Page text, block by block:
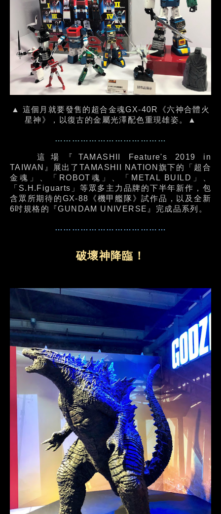
▲ 這個月就要發售的超合金魂GX-40R《六神合體火
星神》，以復古的金屬光澤配色重現雄姿。▲
…………………………………
這場『TAMASHII Feature's 2019 in
TAIWAN』展出了TAMASHII NATION旗下的「超合
金魂」、「ROBOT魂」、「METAL BUILD」、
「S.H.Figuarts」等眾多主力品牌的下半年新作，包
含眾所期待的GX-88《機甲艦隊》試作品，以及全新
6吋規格的『GUNDAM UNIVERSE』完成品系列。
…………………………………
破壞神降臨！